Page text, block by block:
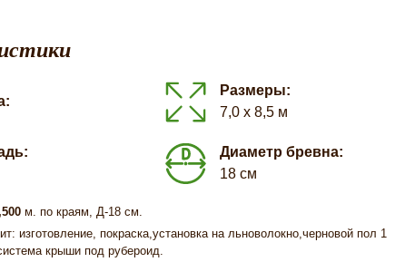
Размеры:
7,0 х 8,5 м
Диаметр бревна:
18 см
м. по краям, Д-18 см.
изготовление, покраска,установка на льноволокно,черновой пол 1
крыши под рубероид.